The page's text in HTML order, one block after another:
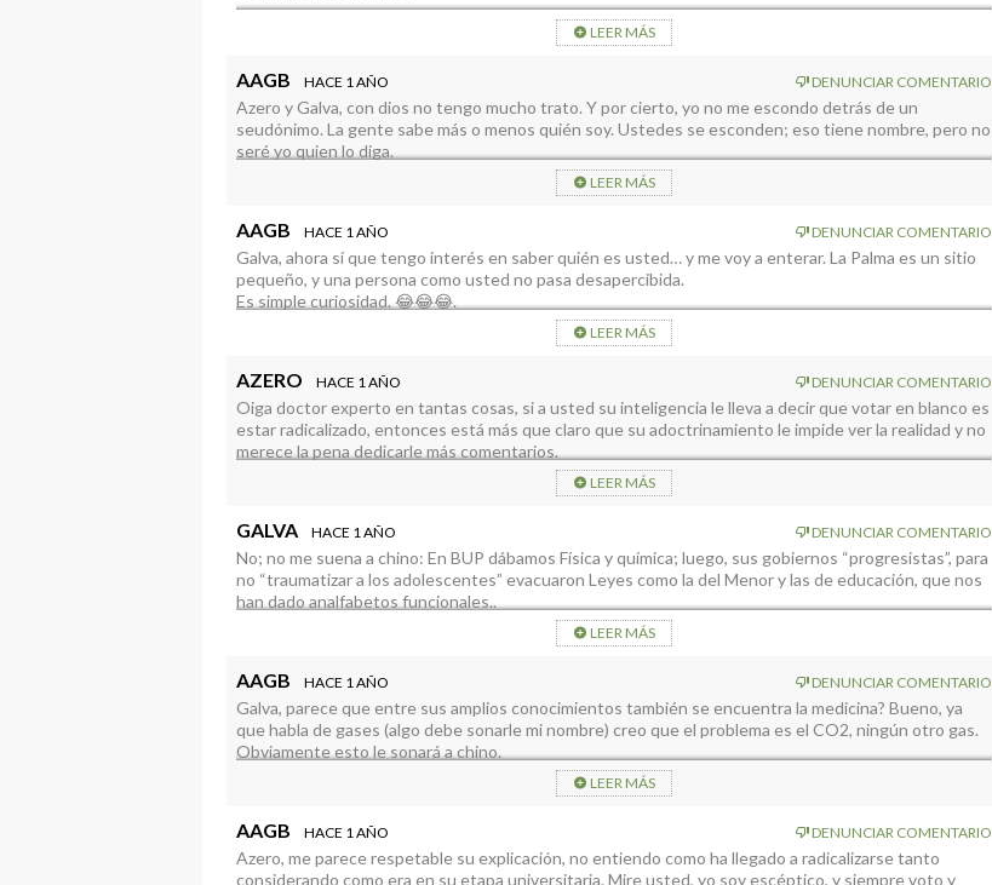
Consulte a las viejas del visillo sociatas, y otros; se enterará de vicios míos que yo mismo
desconozco.🤣 Y mira que no he sido ningún santo, ni soy buen cristiano: Aunque creo que son los
los asuma, es un facha….
Hace diez años que no soy un vikingo. Pero igual me da la opinión de sus “conocidos”.
Me lo puedo permitir.
CON DIOS; los malos cristianos sirven para proteger a los buenos de su fanatismo revolucionario; y
eso será asi, en este Reino, SIEMPRE. LO SABE; Y LE QUEMA.
Ahora me entero de que es Presi de la Fundación MM…
Pues trabaje, que en Cabrejas se llevó la colada de la Viña un muy buena Finca: Supongo que será de
los que no se ha cargado una piña de 60kg al hombro. YO SÍ; mientras estudiaba en la Carrera
trabajaba en Fincas familiares en las vacaciones; terciar con gente obrera en Fincas, estaciones de
servicio y bares, te saca de burbujas gremiales…Esa fue mi educación. Mi padre, un sociata acérrimo,
y niño de posguerra, me decía: No crio señoritos.
También me dio el libro de Hugh Thomas, y aunque se cagaba en Franco cada dos por tres, reconocía
que la republica fue un cachondeo gafado por su radicalismo.
CON DIOS, DE NUEVO.
LEER MÁS
AAGB HACE 1 AÑO DENUNCIAR COMENTARIO
Azero y Galva, con dios no tengo mucho trato. Y por cierto, yo no me escondo detrás de un
seudónimo. La gente sabe más o menos quién soy. Ustedes se esconden; eso tiene nombre, pero no
seré yo quien lo diga.
LEER MÁS
AAGB HACE 1 AÑO DENUNCIAR COMENTARIO
Galva, ahora sí que tengo interés en saber quién es usted… y me voy a enterar. La Palma es un sitio
pequeño, y una persona como usted no pasa desapercibida.
Es simple curiosidad. 😂😂😂.
LEER MÁS
AZERO HACE 1 AÑO DENUNCIAR COMENTARIO
Oiga doctor experto en tantas cosas, si a usted su inteligencia le lleva a decir que votar en blanco es
estar radicalizado, entonces está más que claro que su adoctrinamiento le impide ver la realidad y no
merece la pena dedicarle más comentarios.
LEER MÁS
GALVA HACE 1 AÑO DENUNCIAR COMENTARIO
No; no me suena a chino: En BUP dábamos Física y química; luego, sus gobiernos “progresistas”, para
no “traumatizar a los adolescentes” evacuaron Leyes como la del Menor y las de educación, que nos
han dado analfabetos funcionales..
Ahora los Institutos son ludotecas donde no se premia el esfuerzo y el talento, sino la mediocridad;
engañar al alumnado con sus mentiras sobre la república; por ejemplo: Ellos tienen, a mano de un
botón, conceptos como : Terror rojo, represión en bando republicano, quema de conventos del 32,
Comité revolucionario de la república (golpe de estado y exilio del Rey), represión y matanzas de
religiosos, Matanza de Castilblanco, Matanza de Barbastro; Asesinato de Ramiro de Maeztu, Checas
de la JSU, vulneración de libertad religiosa, presos políticos en la republica, limitación a la libertad de
republicano español de izquierdas, esto es inaudito… Pero ya ve, fuera de su burbuja de fanáticos,
ocurre…
LEER MÁS
AAGB HACE 1 AÑO DENUNCIAR COMENTARIO
Galva, parece que entre sus amplios conocimientos también se encuentra la medicina? Bueno, ya
que habla de gases (algo debe sonarle mi nombre) creo que el problema es el CO2, ningún otro gas.
Obviamente esto le sonará a chino.
El señor que falleció en plena erupción volcánica, fue por los gases que en ese momento emitía el
volcán, y el más inofensivo de los que inspiró es curiosamente el CO2. Nadie ha tenido problemas de
Mire usted, he estado convocado por el PEINPAL y el PEVOLCA como experto en salud , aunque
esto es bastante ambiguo y no totalmente cierto, en realidad soy profesor de Fisiología en la ULL,
LEER MÁS
AAGB HACE 1 AÑO DENUNCIAR COMENTARIO
Azero, me parece respetable su explicación, no entiendo como ha llegado a radicalizarse tanto
considerando como era en su etapa universitaria. Mire usted, yo soy escéptico, y siempre voto y